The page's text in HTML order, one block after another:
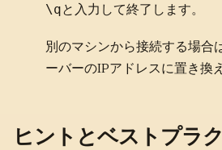
\qと入力して終了します。
別のマシンから接続する場合
ーバーのIPアドレスに置き換
ヒントとベストプラ